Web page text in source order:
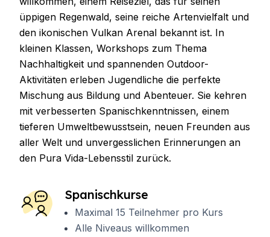
üppigen Regenwald, seine reiche Artenvielfalt und
den ikonischen Vulkan Arenal bekannt ist. In
kleinen Klassen, Workshops zum Thema
Nachhaltigkeit und spannenden Outdoor-
Aktivitäten erleben Jugendliche die perfekte
Mischung aus Bildung und Abenteuer. Sie kehren
mit verbesserten Spanischkenntnissen, einem
tieferen Umweltbewusstsein, neuen Freunden aus
aller Welt und unvergesslichen Erinnerungen an
den Pura Vida-Lebensstil zurück.
Spanischkurse
Maximal 15 Teilnehmer pro Kurs
Alle Niveaus willkommen